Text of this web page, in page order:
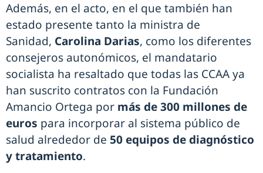
Además, en el acto, en el que también han
estado presente tanto la ministra de
Sanidad, Carolina Darias, como los diferentes
consejeros autonómicos, el mandatario
socialista ha resaltado que todas las CCAA ya
han suscrito contratos con la Fundación
Amancio Ortega por más de 300 millones de
euros para incorporar al sistema público de
salud alrededor de 50 equipos de diagnóstico
y tratamiento.